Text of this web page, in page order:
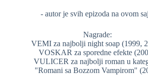
- autor je svih epizoda na ovom
Nagrade:
VEMI za najbolji night soap (1999,
VOSKAR za sporedne efekte
VULICER za najbolji roman u
"Romani sa Bozzom Vampirom"